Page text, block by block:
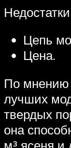
Недостатки
Цепь
Цена.
По мнению
лучших
твердых
она